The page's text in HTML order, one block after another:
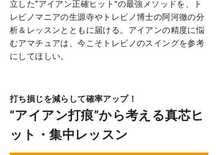
立した“アイアン正確ヒット”の最強メソッドを、ト
レビノマニアの生源寺やトレビノ博士の阿河徹の分
析＆レッスンとともに届ける。アイアンの精度に悩
むアマチュアは、今こそトレビノのスイングを参考
にしてほしい。
打ち損じを減らして確率アップ！
“アイアン打痕”から考える真芯ヒ
ット・集中レッスン